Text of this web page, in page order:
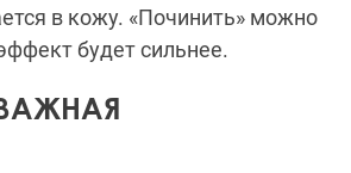
в кожу. «Починить» можно
будет сильнее.